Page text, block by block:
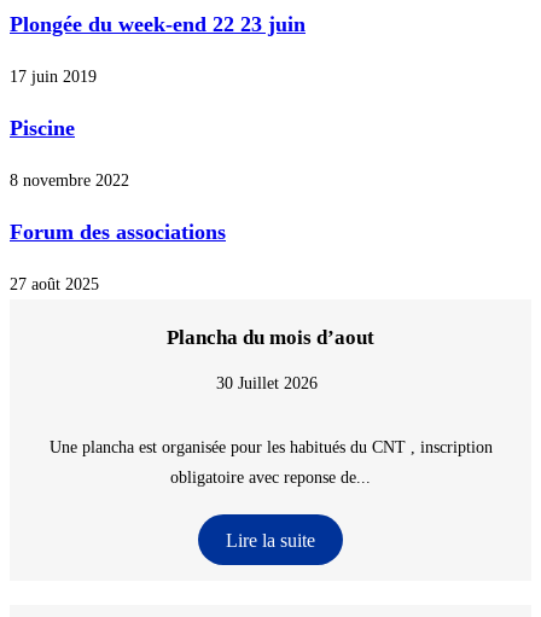
Plongée du week-end 22 23 juin
17 juin 2019
Piscine
8 novembre 2022
Forum des associations
27 août 2025
Plancha du mois d’aout
30 Juillet 2026
Une plancha est organisée pour les habitués du CNT , inscription
obligatoire avec reponse de...
Lire la suite